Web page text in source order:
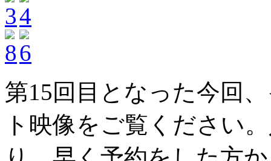
第15回目となった今回
ト映像をご覧ください